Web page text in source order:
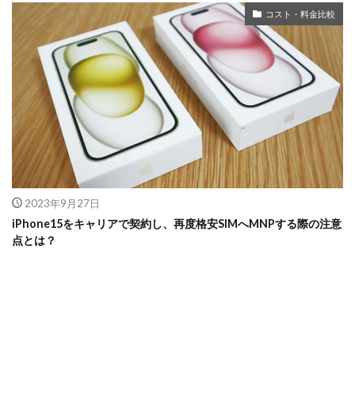
コスト・料金比較
2023年9月27日
iPhone15をキャリアで契約し、再度格安SIMへMNPする際の注意
点とは？